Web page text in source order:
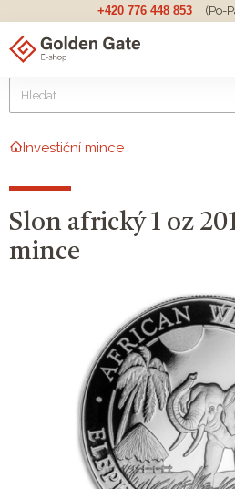
+420 776 448 853 (Po-
Investiční mince
Slon africký 1 oz
mince